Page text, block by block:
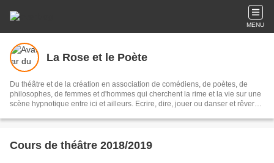
MENU
La Rose et le Poète
Du théâtre et de la création en association de comédiens, de poètes, de
philosophes, de femmes et d'hommes qui cherchent la rime et la vie sur une
scène hypnotique entre ici et ailleurs. Ecrire, dire, jouer ou danser et rêver
aisance, audace et humanité à la Molières.
Cours de théâtre 2018/2019